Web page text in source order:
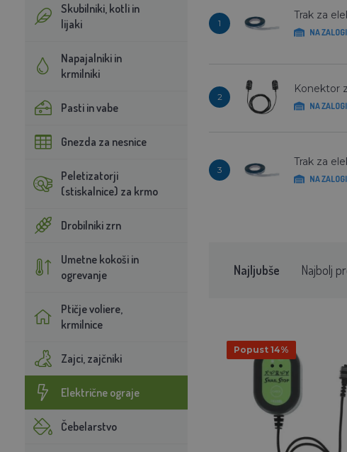
Skubilniki, kotli in
lijaki
Napajalniki in
krmilniki
Pasti in vabe
Gnezda za nesnice
Peletizatorji
(stiskalnice) za krmo
Drobilniki zrn
Umetne kokoši in
ogrevanje
Ptičje voliere,
krmilnice
Zajci, zajčniki
Električne ograje
Čebelarstvo
1
Trak za
NA ZALOGI
2
Konektor
NA ZALOGI
3
Trak za
NA ZALOGI
Najljubše Najbolj
Popust 14%